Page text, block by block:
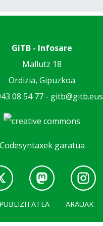
GiTB - Infosare
Mallutz 18
Ordizia, Gipuzkoa
08 54 77 - gitb@gitb.eus
Codesyntaxek garatua
PUBLIZITATEA ARAUAK